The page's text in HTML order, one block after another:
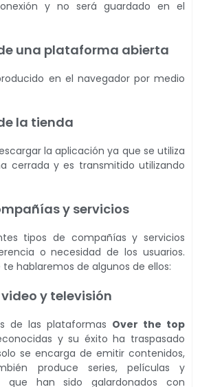
y no será guardado en el
una plataforma abierta
en el navegador por medio
la tienda
la aplicación ya que se utiliza
cerrada y es transmitido utilizando
y servicios
tipos de compañías y servicios
o necesidad de los usuarios.
hablaremos de algunos de ellos:
y televisión
de las plataformas Over the top
y su éxito ha traspasado
se encarga de emitir contenidos,
produce series, películas y
que han sido galardonados con